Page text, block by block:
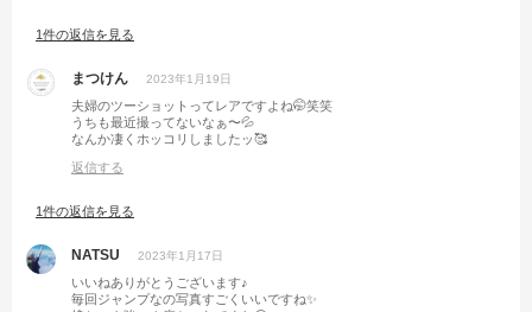
1件の返信を見る
まつけん 2023年1月19日
夫婦のツーショットってレアですよね🤭笑笑
うちも最近撮ってないなぁ〜💦
なんか凄くホッコリしましたッ🥰
返信する
1件の返信を見る
NATSU 2023年1月17日
いいねありがとうございます♪
毎回ジャンプなの写真すごくいいですね✨